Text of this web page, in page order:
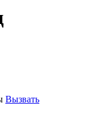
Вызвать